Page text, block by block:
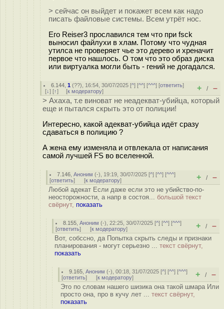
> сейчас он выйдет и покажет всем как надо
писать файловые системы. Всем утрёт нос.
Его Reiser3 прославился тем что при fsck
выносил файлухи в хлам. Потому что чудная
утилса не проверяет чье это дерево и хреначит
первое что нашлось. О том что это образ диска
или виртуалка могли быть - гений не догадался.
6.144 ,1 (??), 16:54, 30/07/2025 [^] [^^] [^^^] [ответить]
[↓] [↑] [к модератору] + / –
> Ахаха, т.е виноват не неадекват-убийца, который
еще и пытался скрыть это от полиции!
Интересно, какой адекват-убийца идёт сразу
сдаваться в полицию ?
А жена ему изменяла и отвлекала от написания
самой лучшей FS во вселенной.
7.146 ,Аноним (-), 19:19, 30/07/2025 [^] [^^] [^^^]
[ответить] [к модератору] + / –
Любой адекат Если даже если это не убийство-по-
неосторожности, а напр в состоя... большой текст
свёрнут, показать
8.155 ,Аноним (-), 22:25, 30/07/2025 [^] [^^] [^^^]
[ответить] [к модератору] + / –
Вот, собссно, да Попытка скрыть следы и признаки
планирования - могут серьезно ... текст свёрнут,
показать
9.165 ,Аноним (-), 00:18, 31/07/2025 [^] [^^] [^^^]
[ответить] [к модератору] + / –
Это по словам нашего шизика она такой шмара Или
просто она, про в кучу лет ... текст свёрнут,
показать